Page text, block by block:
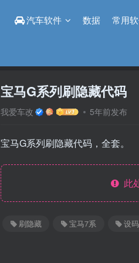
汽车软件 数据 常用
宝马G系列刷隐藏代码
我爱车改 5年前发布
宝马G系列刷隐藏代码，全套。
此
刷隐藏 宝马7系 设